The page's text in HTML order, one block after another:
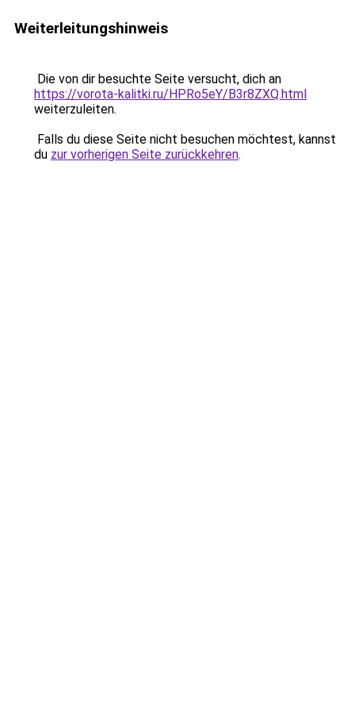
Weiterleitungshinweis
Die von dir besuchte Seite versucht, dich an
https://vorota-kalitki.ru/HPRo5eY/B3r8ZXQ.html
weiterzuleiten.
Falls du diese Seite nicht besuchen möchtest, kannst
du zur vorherigen Seite zurückkehren.